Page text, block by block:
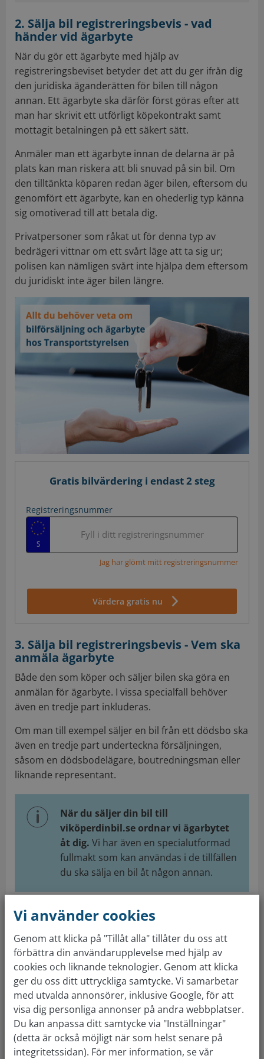
2. Sälja bil registreringsbevis - vad
händer vid ägarbyte
När du gör ett ägarbyte med hjälp av
registreringsbeviset betyder det att du ger ifrån dig
den juridiska äganderätten för bilen till någon
annan. Ett ägarbyte ska därför först göras efter att
man har skrivit ett utförligt köpekontrakt samt
mottagit betalningen på ett säkert sätt.
Anmäler man ett ägarbyte innan de delarna är på
plats kan man riskera att bli snuvad på sin bil. Om
den tilltänkta köparen redan äger bilen, eftersom du
genomfört ett ägarbyte, kan en ohederlig typ känna
sig omotiverad till att betala dig.
Privatpersoner som råkat ut för denna typ av
bedrägeri vittnar om ett svårt läge att ta sig ur;
polisen kan nämligen svårt inte hjälpa dem eftersom
du juridiskt inte äger bilen längre.
Gratis bilvärdering i endast 2 steg
Registreringsnummer
Fyll i ditt registreringsnummer
Jag har glömt mitt registreringsnummer
Värdera gratis nu
3. Sälja bil registreringsbevis - Vem ska
anmäla ägarbyte
Både den som köper och säljer bilen ska göra en
anmälan för ägarbyte. I vissa specialfall behöver
även en tredje part inkluderas.
Om man till exempel säljer en bil från ett dödsbo ska
även en tredje part underteckna försäljningen,
såsom en dödsbodelägare, boutredningsman eller
liknande representant.
När du säljer din bil till
viköperdinbil.se ordnar vi ägarbytet
åt dig. Vi har även en specialutformad
fullmakt som kan användas i de tillfällen
du ska sälja en bil åt någon annan.
4. Gör ett ägarbyte för bil - online eller
per post
Ägarbyte kan anmälas både online och offline.
Använder du dig av Transportstyrelsns ägarbyte
online, via deras hemsida eller app, registreras
ägarbytet direkt.
De båda e-tjänsterna kommer automatiskt välja
dagens datum för ägarbytet. Vill man välja ett
framtida datum för det nya ägarbeviset för bilen
Vi använder cookies
Genom att klicka på "Tillåt alla" tillåter du oss att
förbättra din användarupplevelse med hjälp av
cookies och liknande teknologier. Genom att klicka
ger du oss ditt uttryckliga samtycke. Vi samarbetar
med utvalda annonsörer, inklusive Google, för att
visa dig personliga annonser på andra webbplatser.
Du kan anpassa ditt samtycke via "Inställningar"
(detta är också möjligt när som helst senare på
integritetssidan). För mer information, se vår